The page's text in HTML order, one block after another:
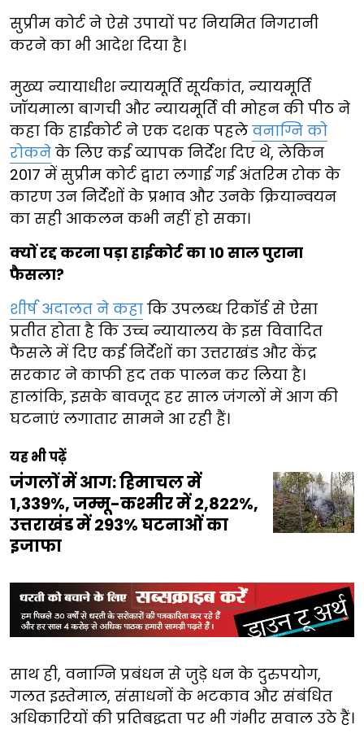
सुप्रीम कोर्ट ने ऐसे उपायों पर नियमित निगरानी
करने का भी आदेश दिया है।
मुख्य न्यायाधीश न्यायमूर्ति सूर्यकांत, न्यायमूर्ति
जॉयमाला बागची और न्यायमूर्ति वी मोहन की पीठ ने
कहा कि हाईकोर्ट ने एक दशक पहले वनाग्नि को
रोकने के लिए कई व्यापक निर्देश दिए थे, लेकिन
2017 में सुप्रीम कोर्ट द्वारा लगाई गई अंतरिम रोक के
कारण उन निर्देशों के प्रभाव और उनके क्रियान्वयन
का सही आकलन कभी नहीं हो सका।
क्यों रद्द करना पड़ा हाईकोर्ट का 10 साल पुराना
फैसला?
शीर्ष अदालत ने कहा कि उपलब्ध रिकॉर्ड से ऐसा
प्रतीत होता है कि उच्च न्यायालय के इस विवादित
फैसले में दिए कई निर्देशों का उत्तराखंड और केंद्र
सरकार ने काफी हद तक पालन कर लिया है।
हालांकि, इसके बावजूद हर साल जंगलों में आग की
घटनाएं लगातार सामने आ रही हैं।
यह भी पढ़ें
जंगलों में आग: हिमाचल में
1,339%, जम्मू-कश्मीर में 2,822%,
उत्तराखंड में 293% घटनाओं का
इजाफा
साथ ही, वनाग्नि प्रबंधन से जुड़े धन के दुरुपयोग,
गलत इस्तेमाल, संसाधनों के भटकाव और संबंधित
अधिकारियों की प्रतिबद्धता पर भी गंभीर सवाल उठे हैं।